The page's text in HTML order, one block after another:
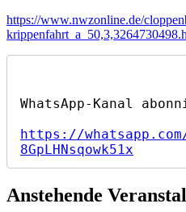
https://www.nwzonline.de/
https://whatsapp.com/
8GpLHNsqowk51x
Anstehende